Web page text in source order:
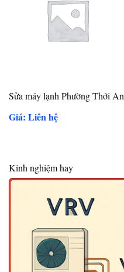
Sửa máy lạnh Phường Thới An
Giá: Liên hệ
Kinh nghiệm hay